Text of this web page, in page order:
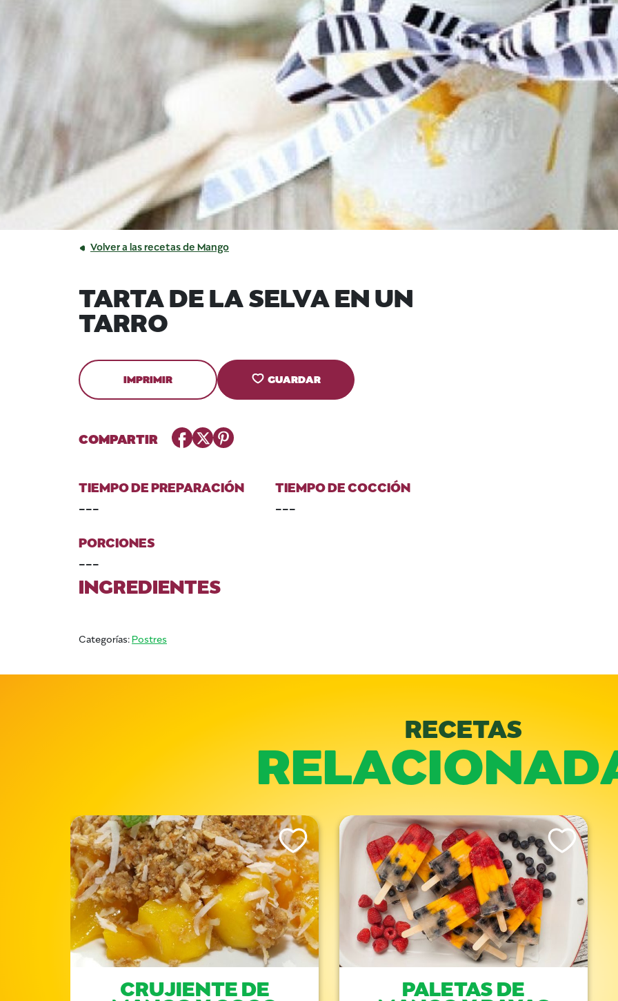
Volver a las recetas de Mango
TARTA DE LA SELVA EN UN
TARRO
IMPRIMIR GUARDAR
COMPARTIR Facebook
TwitterPinterest
TIEMPO DE PREPARACIÓN
---
TIEMPO DE COCCIÓN
---
PORCIONES
---
INGREDIENTES
Categorías:Postres
RECETAS
Like This Recipe Like This Recipe
CRUJIENTE DE
Like This Recipe
PALETAS DE